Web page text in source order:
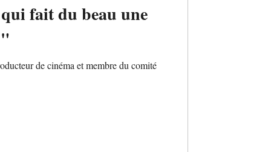
fait du beau une
de cinéma et membre du comité